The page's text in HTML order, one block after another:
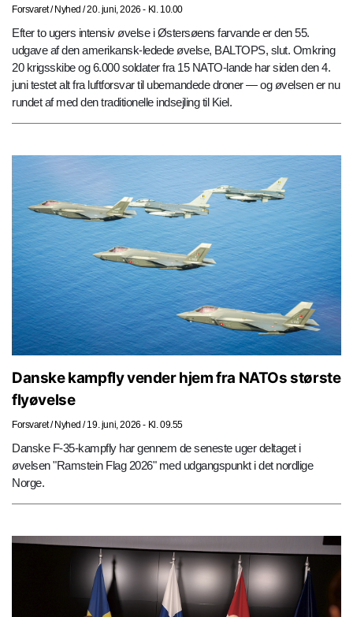
Forsvaret/ Nyhed /20. juni, 2026 - Kl. 10.00
Efter to ugers intensiv øvelse i Østersøens farvande er den 55.
udgave af den amerikansk-ledede øvelse, BALTOPS, slut. Omkring
20 krigsskibe og 6.000 soldater fra 15 NATO-lande har siden den 4.
juni testet alt fra luftforsvar til ubemandede droner — og øvelsen er nu
rundet af med den traditionelle indsejling til Kiel.
Danske kampfly vender hjem fra NATOs største
flyøvelse
Forsvaret/ Nyhed / 19. juni, 2026 - Kl. 09.55
Danske F-35-kampfly har gennem de seneste uger deltaget i
øvelsen "Ramstein Flag 2026" med udgangspunkt i det nordlige
Norge.